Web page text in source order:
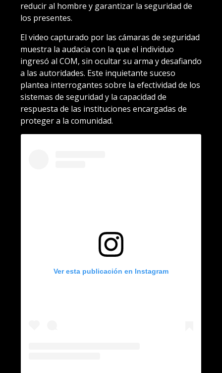
reducir al hombre y garantizar la seguridad de
los presentes.
El video capturado por las cámaras de seguridad
muestra la audacia con la que el individuo
ingresó al COM, sin ocultar su arma y desafiando
a las autoridades. Este inquietante suceso
plantea interrogantes sobre la efectividad de los
sistemas de seguridad y la capacidad de
respuesta de las instituciones encargadas de
proteger a la comunidad.
Ver esta publicación en Instagram